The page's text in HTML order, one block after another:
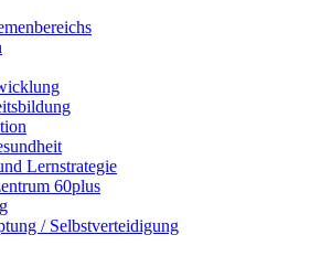
Lernstrategie
60plus
/ Selbstverteidigung